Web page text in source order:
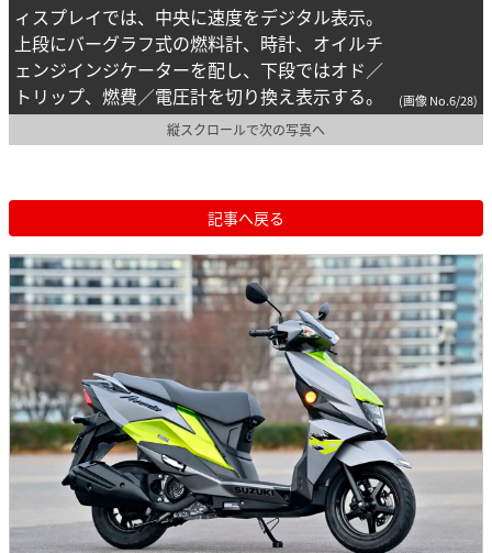
ィスプレイでは、中央に速度をデジタル表示。
上段にバーグラフ式の燃料計、時計、オイルチ
ェンジインジケーターを配し、下段ではオド／
トリップ、燃費／電圧計を切り換え表示する。
(画像 No.6/28)
縦スクロールで次の写真へ
記事へ戻る